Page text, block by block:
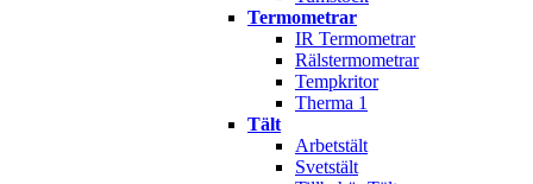
Termometrar
IR Termometrar
Rälstermometrar
Tempkritor
Therma 1
Tält
Arbetstält
Svetstält